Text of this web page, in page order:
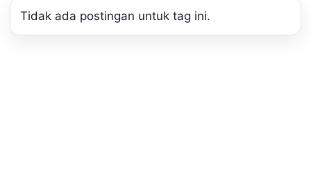
Tidak ada postingan untuk tag ini.